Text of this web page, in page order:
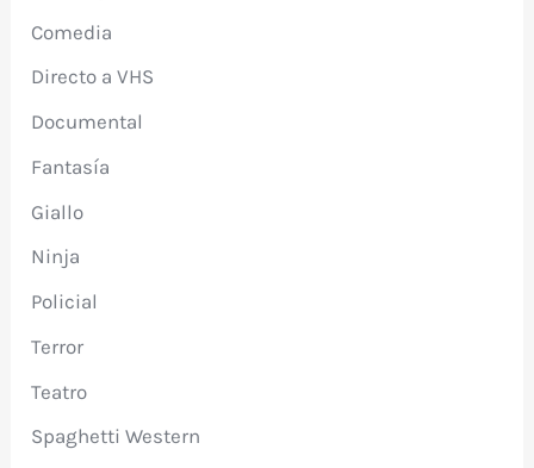
Comedia
Directo a VHS
Documental
Fantasía
Giallo
Ninja
Policial
Terror
Teatro
Spaghetti Western